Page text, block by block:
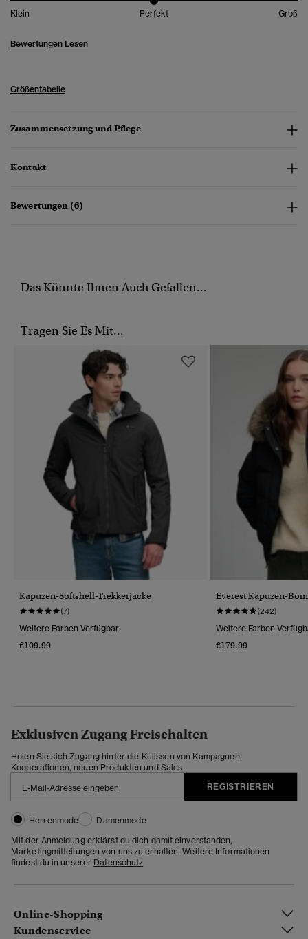
Klein Perfekt Groß
Bewertungen Lesen
Größentabelle
Zusammensetzung und Pflege
Kontakt
Bewertungen (6)
Das Könnte Ihnen Auch Gefallen...
Tragen Sie Es Mit...
Kapuzen-Softshell-Trekkerjacke
(7)
Weitere Farben Verfügbar
€109.99
Everest Kapuzen-
(242)
Weitere Farben
€179.99
Exklusiven Zugang Freischalten
Holen Sie sich Zugang hinter die Kulissen von Kampagnen,
Kooperationen, neuen Produkten und Sales.
REGISTRIEREN
Herrenmode
Damenmode
Mit der Anmeldung erklärst du dich damit einverstanden,
Marketingmitteilungen von uns zu erhalten. Weitere Informationen
findest du in unserer Datenschutz
Online-Shopping
Kundenservice